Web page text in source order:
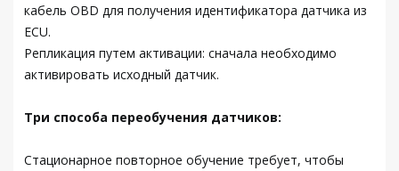
кабель OBD для получения идентификатора датчика из
ECU.
Репликация путем активации: сначала необходимо
активировать исходный датчик.
Три способа переобучения датчиков:
Стационарное повторное обучение требует, чтобы